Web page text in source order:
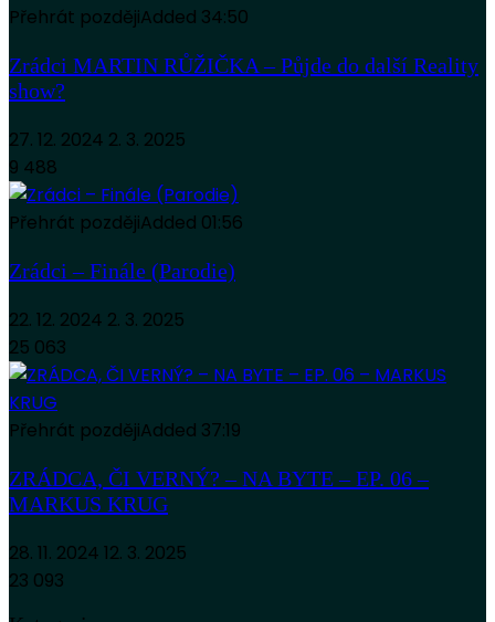
Přehrát pozdějiAdded 34:50
Zrádci MARTIN RŮŽIČKA – Půjde do další Reality
show?
27. 12. 2024 2. 3. 2025
9 488
Přehrát pozdějiAdded 01:56
Zrádci – Finále (Parodie)
22. 12. 2024 2. 3. 2025
25 063
Přehrát pozdějiAdded 37:19
ZRÁDCA, ČI VERNÝ? – NA BYTE – EP. 06 –
MARKUS KRUG
28. 11. 2024 12. 3. 2025
23 093